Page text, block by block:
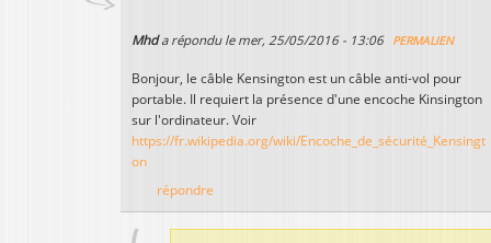
Mhda répondu le mer, 25/05/2016 - 13:06 PERMALIEN
Bonjour, le câble Kensington est un câble anti-vol pour
portable. Il requiert la présence d'une encoche Kinsington
sur l'ordinateur. Voir
https://fr.wikipedia.org/wiki/Encoche_de_sécurité_Kensingt
on
répondre